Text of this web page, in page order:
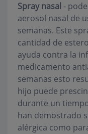
Spray nasal -
aerosol nasal de
semanas. Este
cantidad de
ayuda contra la
medicamento
semanas esto
hijo puede
durante un
han demostrado
alérgica como